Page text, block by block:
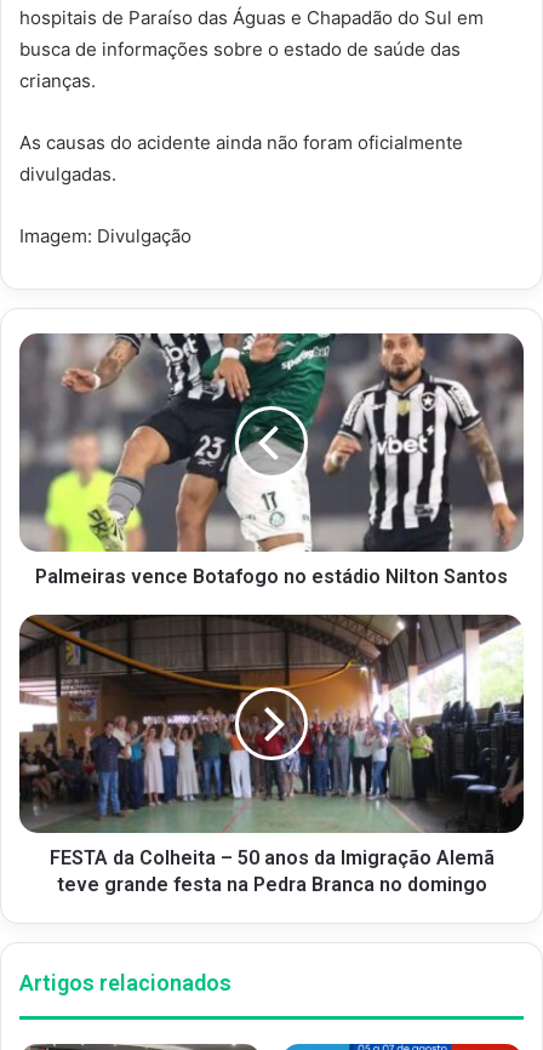
hospitais de Paraíso das Águas e Chapadão do Sul em
busca de informações sobre o estado de saúde das
crianças.
As causas do acidente ainda não foram oficialmente
divulgadas.
Imagem: Divulgação
Palmeiras vence Botafogo no estádio Nilton Santos
FESTA da Colheita – 50 anos da Imigração Alemã
teve grande festa na Pedra Branca no domingo
Artigos relacionados